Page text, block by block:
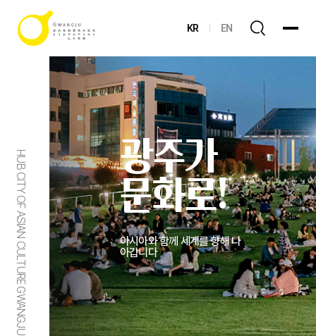
KR EN
HUB CITY OF ASIAN CULTURE GWANGJU
광주가
문화로!
아시아와 함께 세계를 향해 나
아갑니다